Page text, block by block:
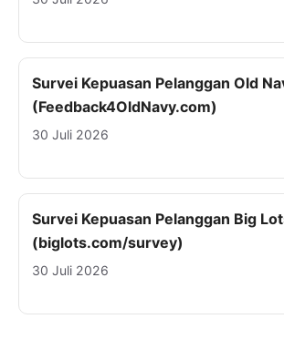
Survei Kepuasan Pelanggan Old
(Feedback4OldNavy.com)
30 Juli 2026
Survei Kepuasan Pelanggan Big
(biglots.com/survey)
30 Juli 2026